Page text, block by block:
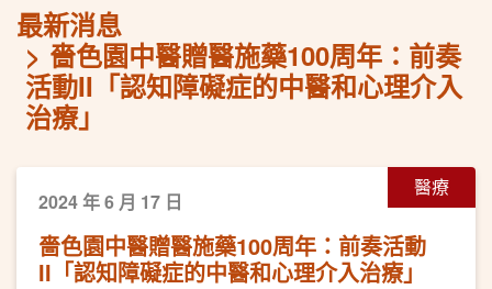
最新消息
嗇色園中醫贈醫施藥100周年：前奏
活動II「認知障礙症的中醫和心理介入
治療」
醫療
2024 年 6 月 17 日
嗇色園中醫贈醫施藥100周年：前奏活動
II「認知障礙症的中醫和心理介入治療」